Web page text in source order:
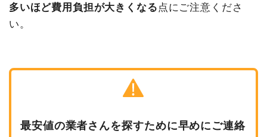
多いほど費用負担が大きくなる 点にご注意くださ
い。
最安値の業者さんを探すために早めにご連絡